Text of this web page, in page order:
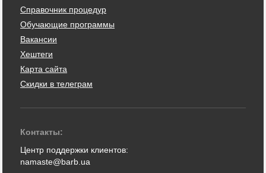
Справочник процедур
Обучающие программы
Вакансии
Хештеги
Карта сайта
Скидки в телеграм
Контакты:
Центр поддержки клиентов:
namaste@barb.ua